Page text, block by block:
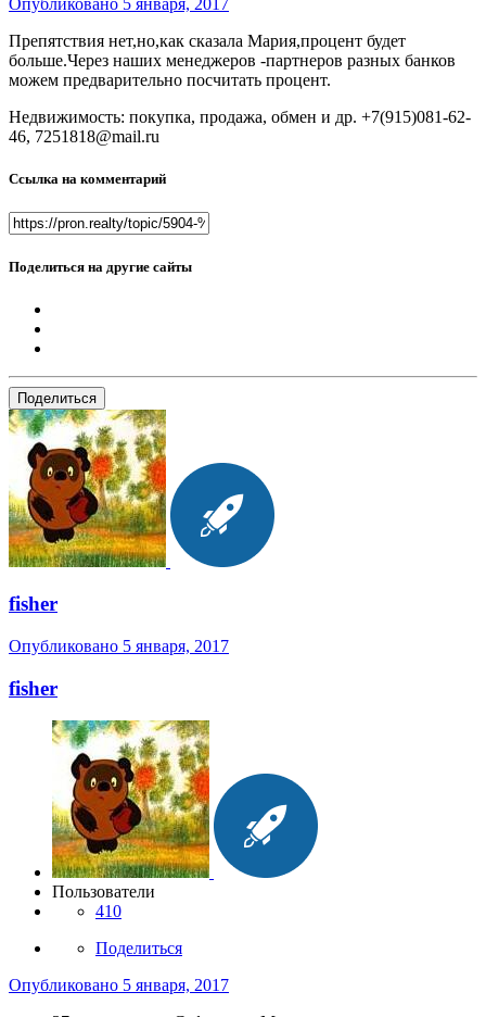
Препятствия нет,но,как сказала Мария,процент будет
больше.Через наших менеджеров -партнеров разных банков
можем предварительно посчитать процент.
Недвижимость: покупка, продажа, обмен и др. +7(915)081-62-
46, 7251818@mail.ru
Ссылка на комментарий
Поделиться на другие сайты
Поделиться
fisher
Опубликовано 5 января, 2017
fisher
Пользователи
410
Поделиться
Опубликовано 5 января, 2017